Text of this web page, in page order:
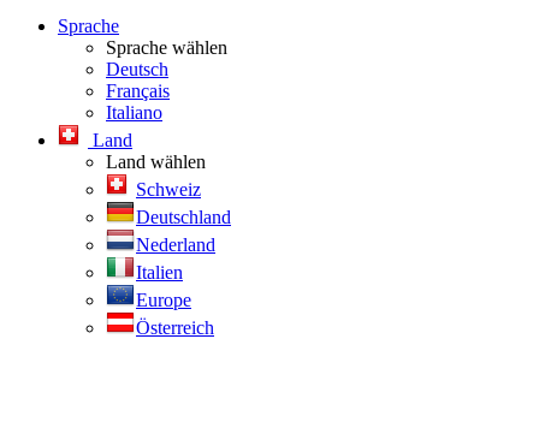
Sprache
Sprache wählen
Deutsch
Français
Italiano
Land
Land wählen
Schweiz
Deutschland
Nederland
Italien
Europe
Österreich